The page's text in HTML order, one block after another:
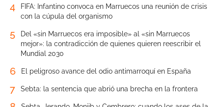
4
FIFA: Infantino convoca en Marruecos una reunión de crisis
con la cúpula del organismo
5
Del «sin Marruecos era imposible» al «sin Marruecos
mejor»: la contradicción de quienes quieren reescribir el
Mundial 2030
6 El peligroso avance del odio antimarroquí en España
7 Sebta: la sentencia que abrió una brecha en la frontera